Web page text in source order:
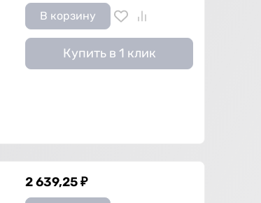
В корзину
Купить в 1 клик
2 639,25₽